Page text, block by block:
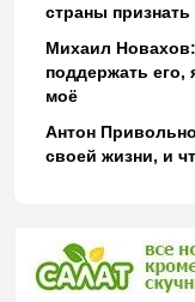
страны
Михаил
поддержать его,
моё
Антон
своей жизни, и